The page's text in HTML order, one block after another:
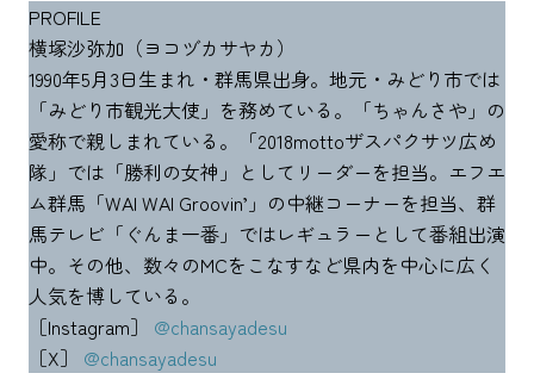
PROFILE
横塚沙弥加（ヨコヅカサヤカ）
1990年5月3日生まれ・群馬県出身。地元・みどり市では
「みどり市観光大使」を務めている。「ちゃんさや」の
愛称で親しまれている。「2018mottoザスパクサツ広め
隊」では「勝利の女神」としてリーダーを担当。エフエ
ム群馬「WAI WAI Groovin’」の中継コーナーを担当、群
馬テレビ「ぐんま一番」ではレギュラーとして番組出演
中。その他、数々のMCをこなすなど県内を中心に広く
人気を博している。
［Instagram］ @chansayadesu
［X］ @chansayadesu